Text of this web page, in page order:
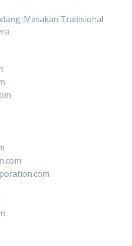
Masakan Tradisional